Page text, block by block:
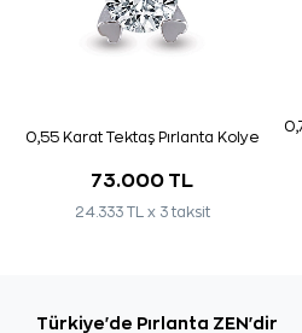
0,55 Karat Tektaş Pırlanta Kolye
73.000 TL
24.333 TL x 3 taksit
Türkiye'de Pırlanta ZEN'dir